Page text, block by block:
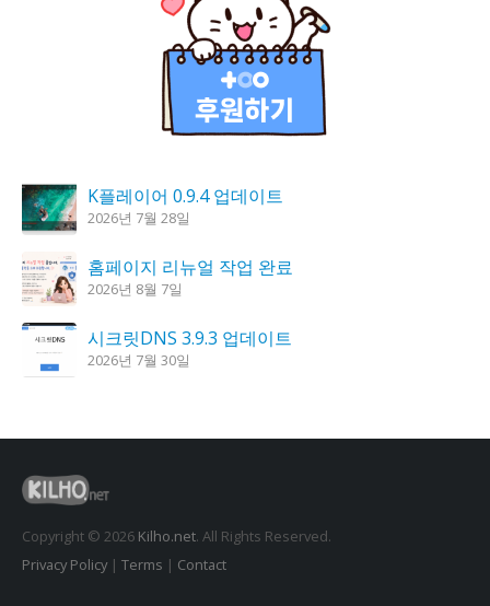
K플레이어 0.9.4 업데이트
2026년 7월 28일
홈페이지 리뉴얼 작업 완료
2026년 8월 7일
시크릿DNS 3.9.3 업데이트
2026년 7월 30일
도깨비 촛불 1.6.0 업데이트
2026년 7월 23일
Copyright © 2026 Kilho.net. All Rights Reserved.
Privacy Policy| Terms | Contact